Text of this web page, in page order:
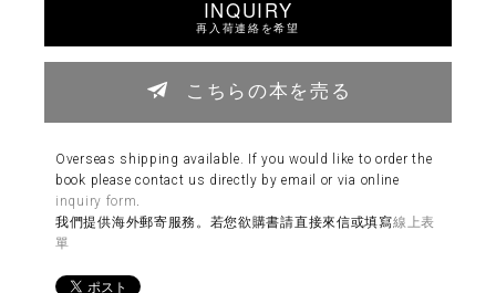
INQUIRY
再入荷連絡を希望
こちらの本を売る
Overseas shipping available. If you would like to order the
book please contact us directly by email or via online
inquiry form
我們提供海外郵寄服務。若您欲購書請直接來信或填寫線上表
單